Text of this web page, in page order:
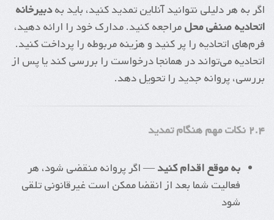
اگر به هر دلیلی نتوانید آنلاین تمدید کنید، باید بهدبیرخانه
اتحادیه صنفی محلمراجعه کنید. مدارک خود را ارائه دهید،
فرم‌های اتحادیه را پر کنید و هزینه مربوطه را پرداخت کنید.
اتحادیه می‌تواند در همانجا درخواست را بررسی کند یا پس از
بررسی، پروانه جدید را تحویل دهد.
۲.۴ نکات مهم هنگام تمدید
به موقع اقدام کنید— اگر پروانه منقضی شود، هر
فعالیت شما بعد از انقضا ممکن است غیرقانونی تلقی
شود